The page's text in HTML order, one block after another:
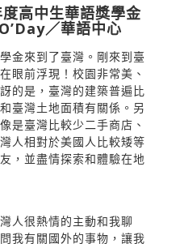
高中生華語獎學金
／華語中心
金來到了臺灣。剛來到臺
眼前浮現！校園非常美、
的是，臺灣的建築普遍比
臺灣土地面積有關係。另
是臺灣比較少二手商店、
人相對於美國人比較矮等
，並盡情探索和體驗在地
人很熱情的主動和我聊
我有關國外的事物，讓我